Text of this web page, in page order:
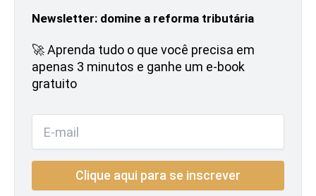
Newsletter: domine a reforma tributária
🚀 Aprenda tudo o que você precisa em
apenas 3 minutos e ganhe um e-book
gratuito